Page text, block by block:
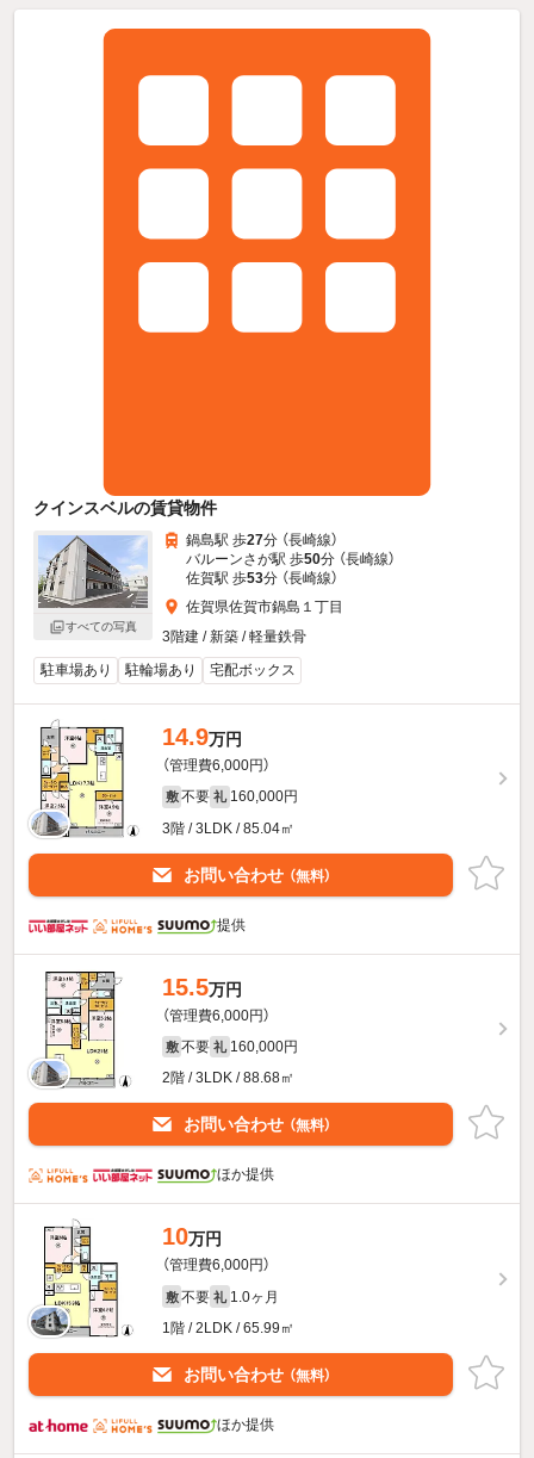
クインスベルの賃貸物件
すべての写真
鍋島駅 歩27分 （長崎線）
バルーンさが駅 歩50分 （長崎線）
佐賀駅 歩53分 （長崎線）
佐賀県佐賀市鍋島１丁目
3階建 / 新築 / 軽量鉄骨
駐車場あり
駐輪場あり 宅配ボックス
14.9万円
（管理費6,000円）
敷 不要 礼 160,000円
3階 / 3LDK / 85.04㎡
お問い合わせ （無料）
提供
15.5万円
（管理費6,000円）
敷 不要 礼 160,000円
2階 / 3LDK / 88.68㎡
お問い合わせ （無料）
ほか提供
10万円
（管理費6,000円）
敷 不要 礼 1.0ヶ月
1階 / 2LDK / 65.99㎡
お問い合わせ （無料）
ほか提供